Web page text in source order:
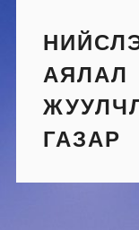
content
АЯЛАЛ
ГАЗАР